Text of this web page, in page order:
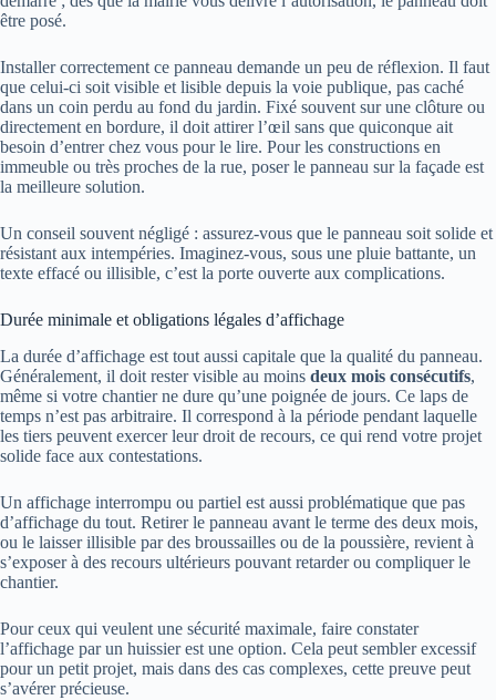
être posé.
Installer correctement ce panneau demande un peu de réflexion. Il faut
que celui-ci soit visible et lisible depuis la voie publique, pas caché
dans un coin perdu au fond du jardin. Fixé souvent sur une clôture ou
directement en bordure, il doit attirer l’œil sans que quiconque ait
besoin d’entrer chez vous pour le lire. Pour les constructions en
immeuble ou très proches de la rue, poser le panneau sur la façade est
la meilleure solution.
Un conseil souvent négligé : assurez-vous que le panneau soit solide et
résistant aux intempéries. Imaginez-vous, sous une pluie battante, un
texte effacé ou illisible, c’est la porte ouverte aux complications.
Durée minimale et obligations légales d’affichage
La durée d’affichage est tout aussi capitale que la qualité du panneau.
Généralement, il doit rester visible au moins deux mois consécutifs,
même si votre chantier ne dure qu’une poignée de jours. Ce laps de
temps n’est pas arbitraire. Il correspond à la période pendant laquelle
les tiers peuvent exercer leur droit de recours, ce qui rend votre projet
solide face aux contestations.
Un affichage interrompu ou partiel est aussi problématique que pas
d’affichage du tout. Retirer le panneau avant le terme des deux mois,
ou le laisser illisible par des broussailles ou de la poussière, revient à
s’exposer à des recours ultérieurs pouvant retarder ou compliquer le
chantier.
Pour ceux qui veulent une sécurité maximale, faire constater
l’affichage par un huissier est une option. Cela peut sembler excessif
pour un petit projet, mais dans des cas complexes, cette preuve peut
s’avérer précieuse.